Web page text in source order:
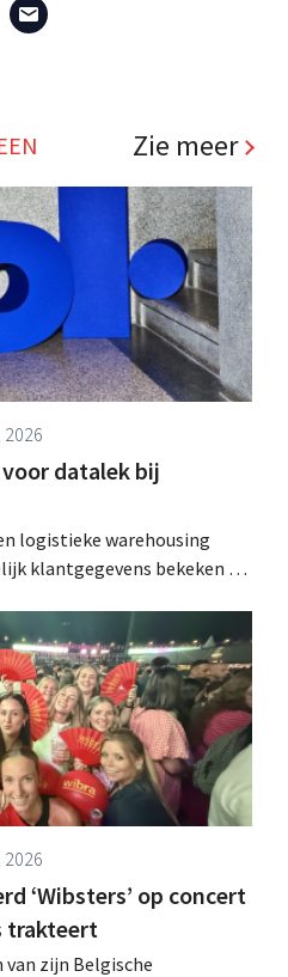
Zie meer
2026
datalek bij
logistieke warehousing
klantgegevens bekeken of
waarschuwde.
2026
‘Wibsters’ op concert
trakteert
zijn Belgische